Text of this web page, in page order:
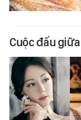
Cuộc đấu